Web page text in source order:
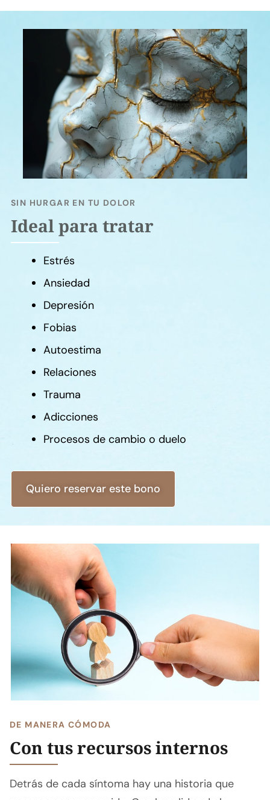
SIN HURGAR EN TU DOLOR
Ideal para tratar
Estrés
Ansiedad
Depresión
Fobias
Autoestima
Relaciones
Trauma
Adicciones
Procesos de cambio o duelo
Quiero reservar este bono
DE MANERA CÓMODA
Con tus recursos internos
Detrás de cada síntoma hay una historia que